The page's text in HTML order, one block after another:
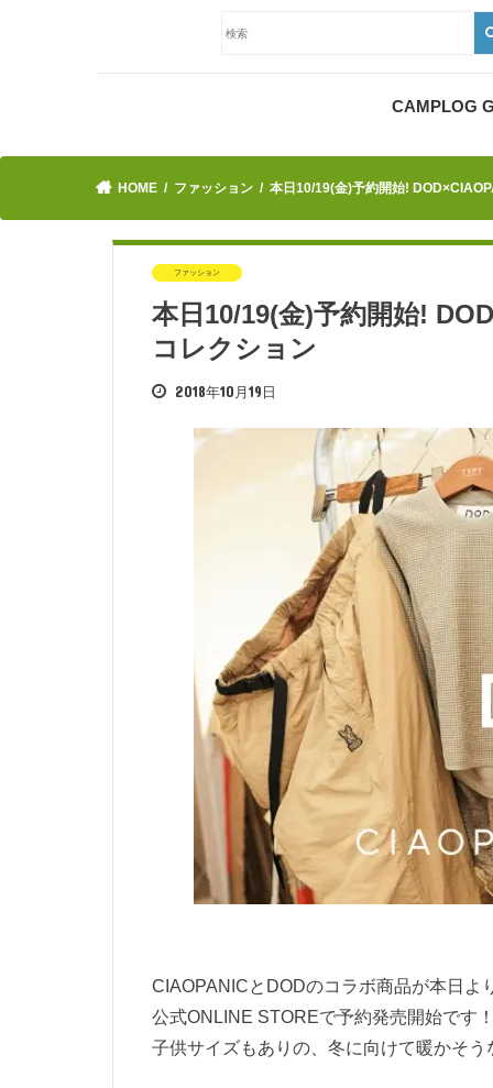
CAMPLOG
HOME ファッション 本日10/19(金)予約開始!
ファッション
本日10/19(金)予約開始!
コレクション
2018年10月19日
CIAOPANICとDODのコラボ商品が本日よ
公式ONLINE STOREで予約発売開始です
子供サイズもありの、冬に向けて暖かそ